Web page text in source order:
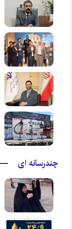
چندرسانه ای